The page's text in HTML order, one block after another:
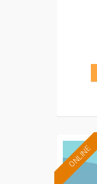
ONLINE